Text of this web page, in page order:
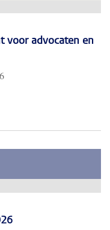
voor advocaten en